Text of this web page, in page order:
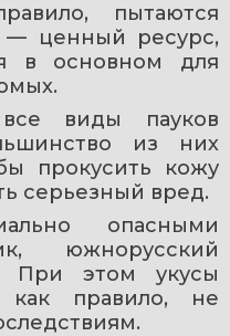
пытаются
— ценный ресурс,
в основном для
виды пауков
из них
прокусить кожу
серьезный вред.
опасными
южнорусский
При этом укусы
как правило, не